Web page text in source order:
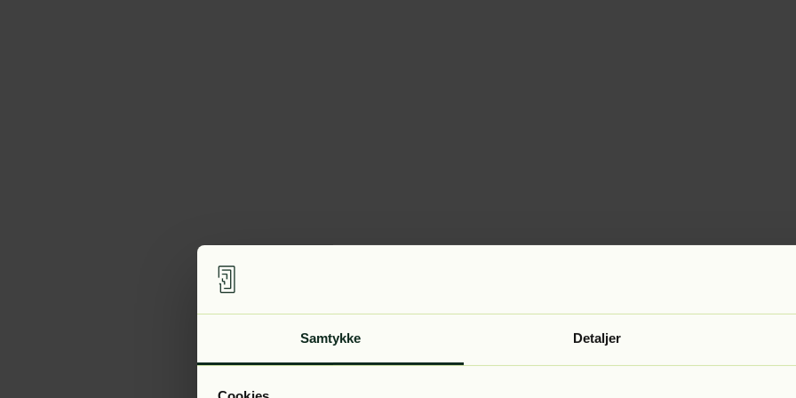
Samtykke Detaljer